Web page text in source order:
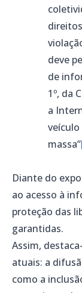
deve
de
1º, da
a
massa”
Diante do
ao acesso à
proteção das
garantidas.
Assim,
atuais: a
como a